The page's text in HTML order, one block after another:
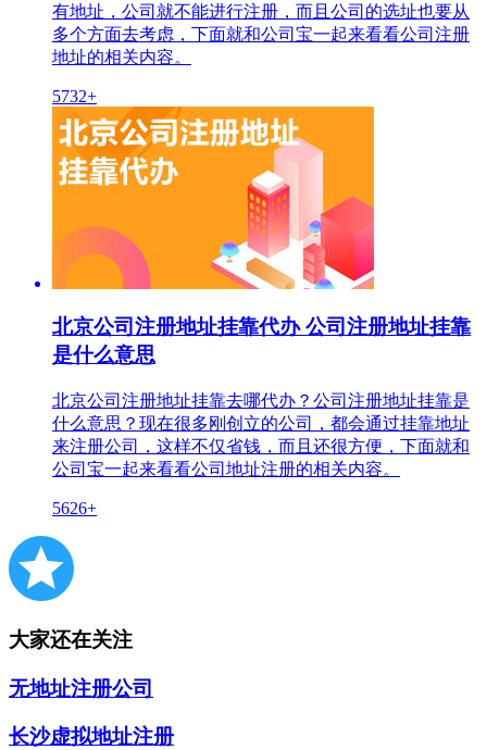
有地址，公司就不能进行注册，而且公司的选址也要从
多个方面去考虑，下面就和公司宝一起来看看公司注册
地址的相关内容。
5732+
北京公司注册地址挂靠代办 公司注册地址挂靠
是什么意思
北京公司注册地址挂靠去哪代办？公司注册地址挂靠是
什么意思？现在很多刚创立的公司，都会通过挂靠地址
来注册公司，这样不仅省钱，而且还很方便，下面就和
公司宝一起来看看公司地址注册的相关内容。
5626+
大家还在关注
无地址注册公司
长沙虚拟地址注册